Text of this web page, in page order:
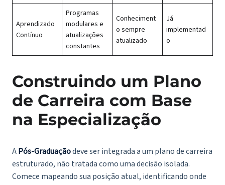
Aprendizado
Contínuo
Programas
modulares e
atualizações
constantes
Conheciment
o sempre
atualizado
Já
implementad
o
Construindo um Plano
de Carreira com Base
na Especialização
APós-Graduaçãodeve ser integrada a um plano de carreira
estruturado, não tratada como uma decisão isolada.
Comece mapeando sua posição atual, identificando onde